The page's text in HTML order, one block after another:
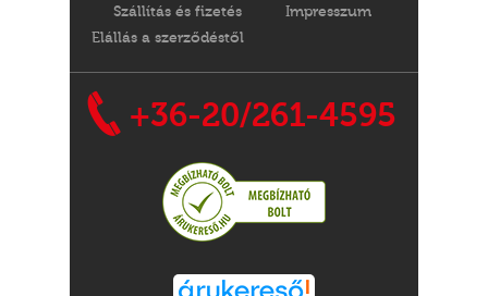
Szállítás és fizetés
Impresszum
Elállás a szerződéstől
+36-20/261-4595